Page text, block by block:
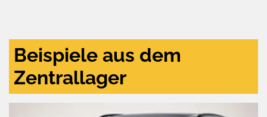
Beispiele aus dem
Zentrallager